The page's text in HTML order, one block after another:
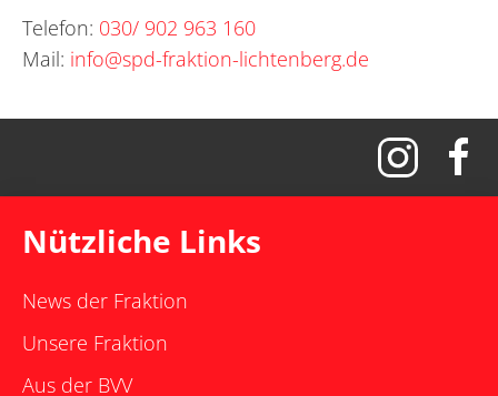
Telefon: 030/ 902 963 160
Mail: info@spd-fraktion-lichtenberg.de
Nützliche Links
News der Fraktion
Unsere Fraktion
Aus der BVV